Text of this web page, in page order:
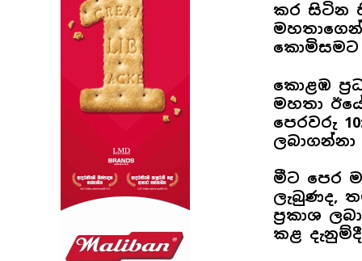
කර සිටින
කොළඹ
මහතා
පෙරවරු
මීට පෙර
ලැබුණද,
ප්‍රකාශ
කළ